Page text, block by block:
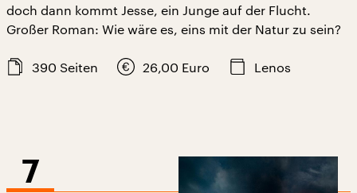
doch dann kommt Jesse, ein Junge auf der Flucht.
Großer Roman: Wie wäre es, eins mit der Natur zu sein?
390 Seiten 26,00 Euro Lenos
7